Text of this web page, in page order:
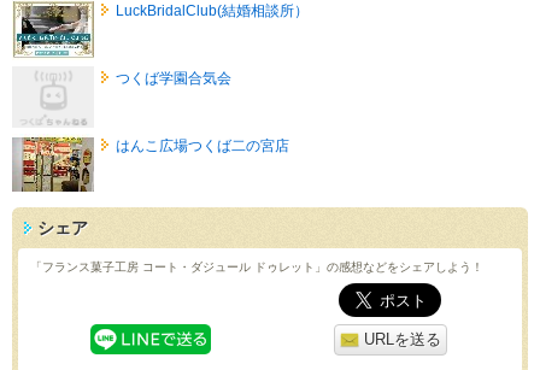
LuckBridalClub(結婚相談所）
つくば学園合気会
はんこ広場つくば二の宮店
シェア
「フランス菓子工房 コート・ダジュール ドゥレット」の感想などをシェアしよう！
URLを送る